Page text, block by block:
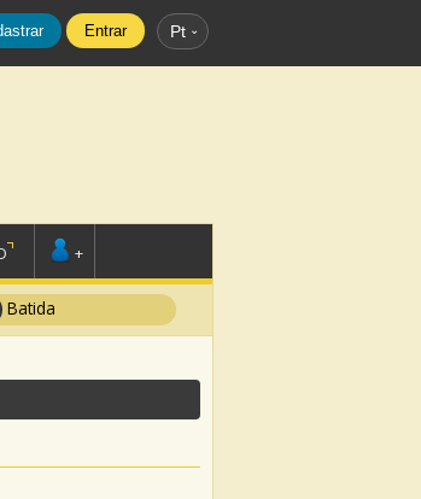
Entrar Pt
+
Batida